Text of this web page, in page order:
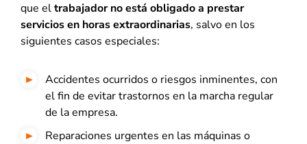
que eltrabajador no está obligado a prestar
servicios en horas extraordinarias, salvo en los
siguientes casos especiales:
Accidentes ocurridos o riesgos inminentes, con
el fin de evitar trastornos en la marcha regular
de la empresa.
Reparaciones urgentes en las máquinas o